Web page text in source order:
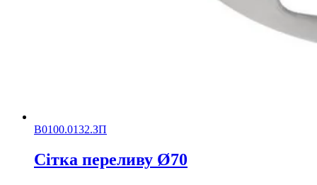
В0100.0132.ЗП
Сітка переливу Ø70